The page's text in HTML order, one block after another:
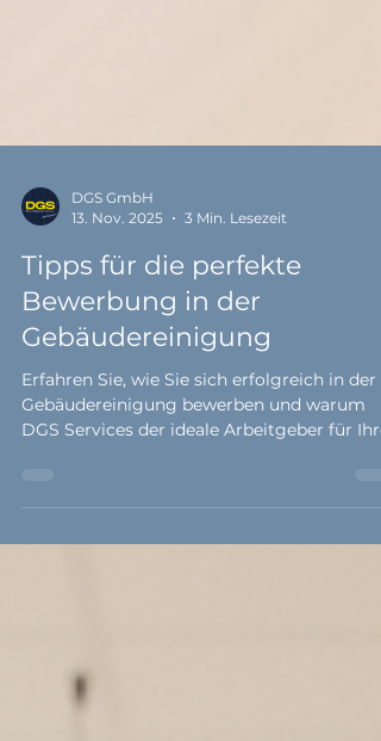
13. Nov. 2025
3 Min. Lesezeit
Tipps für die perfekte
Bewerbung in der
Gebäudereinigung
Erfahren Sie, wie Sie sich erfolgreich in der
beruflichen Neustart ist.